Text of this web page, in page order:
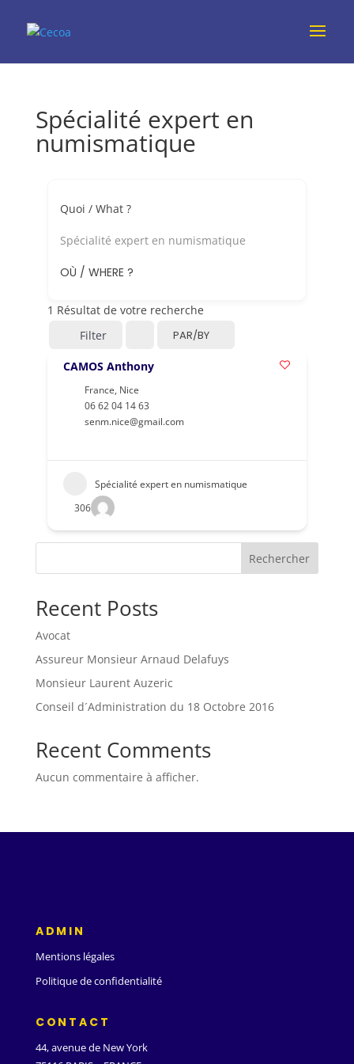
Spécialité expert en
numismatique
Quoi / What ?
Spécialité expert en numismatique
OÙ / WHERE ?
1 Résultat de votre recherche
Filter
PAR/BY
CAMOS Anthony
France, Nice
06 62 04 14 63
senm.nice@gmail.com
Spécialité expert en numismatique
306
Rechercher
Recent Posts
Avocat
Assureur Monsieur Arnaud Delafuys
Monsieur Laurent Auzeric
Conseil d´Administration du 18 Octobre 2016
Recent Comments
Aucun commentaire à afficher.
ADMIN
Mentions légales
Politique de confidentialité
CONTACT
44, avenue de New York